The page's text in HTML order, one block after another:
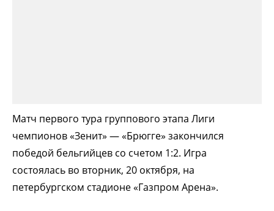
Матч первого тура группового этапа Лиги
чемпионов «Зенит» — «Брюгге» закончился
победой бельгийцев со счетом 1:2. Игра
состоялась во вторник, 20 октября, на
петербургском стадионе «Газпром Арена».